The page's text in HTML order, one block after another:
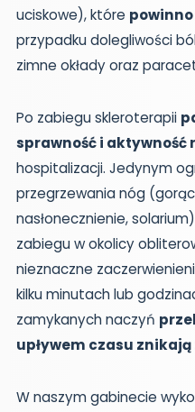
uciskowe), które powinno
przypadku dolegliwości
zimne okłady oraz
Po zabiegu skleroterapii
sprawność i aktywność
hospitalizacji. Jedynym
przegrzewania nóg
nasłonecznienie,
zabiegu w okolicy
nieznaczne
kilku minutach lub
zamykanych naczyń
upływem czasu znikają
W naszym gabinecie